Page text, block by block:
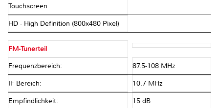
Touchscreen
HD - High Definition (800x480 Pixel)
FM-Tunerteil
Frequenzbereich: 87.5-108 MHz
IF Bereich: 10.7 MHz
Empfindlichkeit: 15 dB